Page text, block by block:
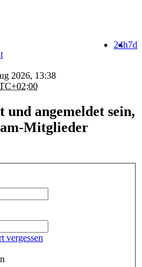
7d
24h
2026, 13:38
angemeldet sein,
Mitglieder
vergessen